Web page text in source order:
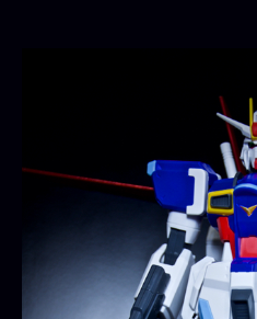
パ
ス
ガ
ン
ダ
ム